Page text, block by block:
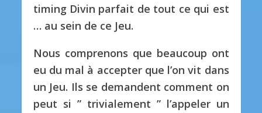
timing Divin parfait de tout ce qui est
… au sein de ce Jeu.
Nous comprenons que beaucoup ont
eu du mal à accepter que l’on vit dans
un Jeu. Ils se demandent comment on
peut si ” trivialement ” l’appeler un